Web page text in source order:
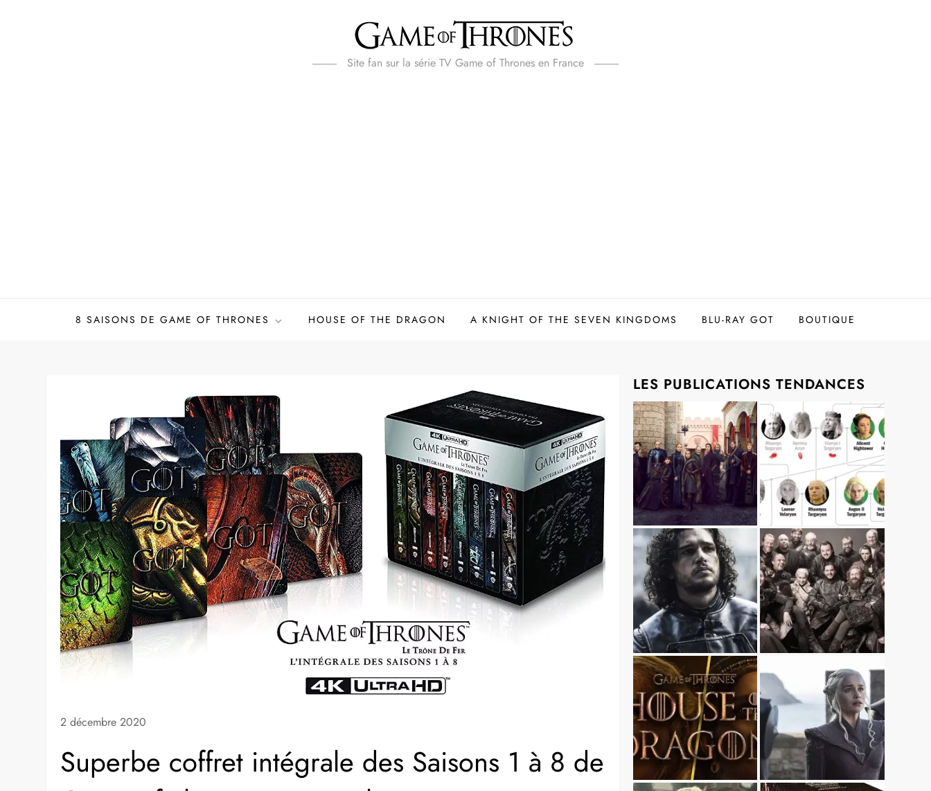
Site fan sur la série TV Game of Thrones en France
8 SAISONS DE GAME OF THRONES HOUSE OF THE DRAGON A KNIGHT OF THE SEVEN KINGDOMS BLU-RAY GOT BOUTIQUE
2 décembre 2020
Superbe coffret intégrale des Saisons 1 à 8 de
LES PUBLICATIONS TENDANCES